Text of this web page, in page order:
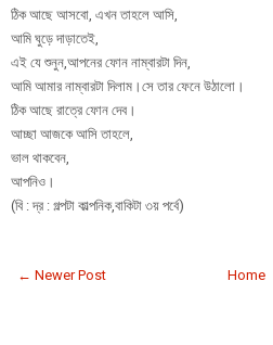
ঠিক আছে আসবো, এখন তাহলে আসি,
আমি ঘুড়ে দাড়াতেই,
এই যে শুনুন,আপনের ফোন নাম্বারটা দিন,
আমি আমার নাম্বারটা দিলাম।সে তার ফেনে উঠালো।
ঠিক আছে রাত্রে ফোন দেব।
আচ্ছা আজকে আসি তাহলে,
ভাল থাকবেন,
আপনিও।
(বি : দ্র : গল্পটা কাল্পনিক,বাকিটা ৩য় পর্বে)
← Newer Post Home